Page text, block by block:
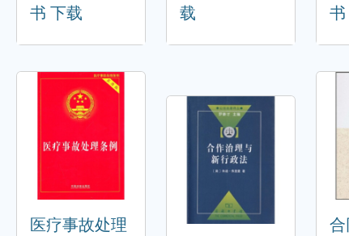
书 下载
载
医疗事故处理